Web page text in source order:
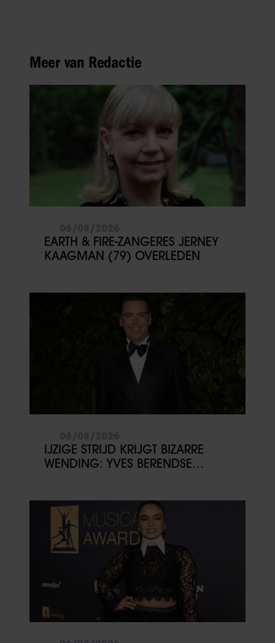
Meer van Redactie
EARTH & FIRE-ZANGERES JERNEY
KAAGMAN (79) OVERLEDEN
IJZIGE STRIJD KRIJGT BIZARRE
WENDING: YVES BERENDSE